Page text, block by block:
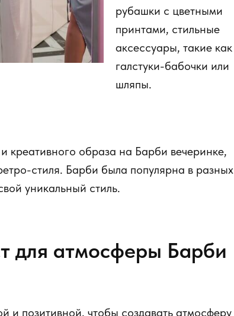
рубашки с цветными
принтами, стильные
аксессуары, такие как
галстуки-бабочки или
шляпы.
креативного образа на Барби вечеринке,
стиля. Барби была популярна в разных
уникальный стиль.
для атмосферы Барби
и позитивной, чтобы создавать атмосферу